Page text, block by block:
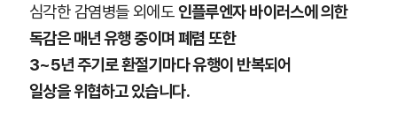
심각한 감염병들 외에도 인플루엔자 바이러스에 의한
독감은 매년 유행 중이며 폐렴 또한
3~5년 주기로 환절기마다 유행이 반복되어
일상을 위협하고 있습니다.